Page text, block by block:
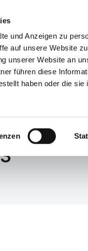
und Anzeigen zu
auf unsere Website
unserer Website an
führen diese
haben oder die
ACCESSOIRES